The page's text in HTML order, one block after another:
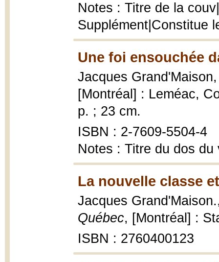
Notes : Titre de la
Supplément|Constitue
Une foi ensouchée
Jacques
[Montréal] : Leméac,
p. ; 23 cm.
ISBN : 2-7609-5504-4
Notes : Titre du dos
La nouvelle classe
Jacques
Québec, [Montréal] :
ISBN : 2760400123